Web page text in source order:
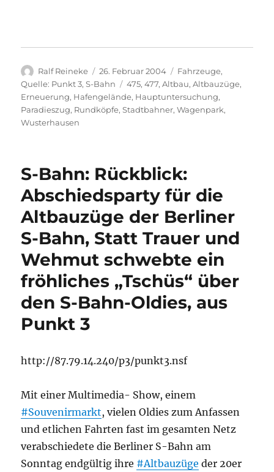
Autor
Ralf Reineke
Veröffentlicht
am
26. Februar 2004 Kategorien
Fahrzeuge,
Quelle: Punkt 3,S-Bahn Schlagwörter
475,477,Altbau,Altbauzüge,
Erneuerung, Hafengelände, Hauptuntersuchung,
Paradieszug, Rundköpfe,Stadtbahner,Wagenpark,
Wusterhausen
S-Bahn: Rückblick:
Abschiedsparty für die
Altbauzüge der Berliner
S-Bahn, Statt Trauer und
Wehmut schwebte ein
fröhliches „Tschüs“ über
den S-Bahn-Oldies, aus
Punkt 3
http://87.79.14.240/p3/punkt3.nsf
Mit einer Multimedia- Show, einem
#Souvenirmarkt, vielen Oldies zum Anfassen
und etlichen Fahrten fast im gesamten Netz
verabschiedete die Berliner S-Bahn am
Sonntag endgültig ihre #Altbauzüge der 20er